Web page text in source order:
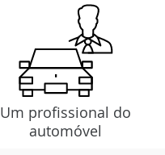
Um profissional do
automóvel